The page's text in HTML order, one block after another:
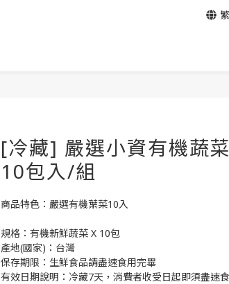
[冷藏] 嚴選小資有機蔬
10包入/組
商品特色：嚴選有機葉菜10入
規格：有機新鮮蔬菜 X 10包
產地(國家)：台灣
保存期限：生鮮食品請盡速食用完畢
有效日期說明：冷藏7天，消費者收受日起即須盡速